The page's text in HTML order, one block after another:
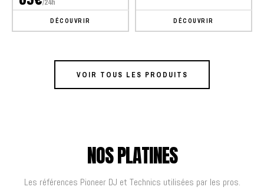
/24h
DÉCOUVRIR DÉCOUVRIR
VOIR TOUS LES PRODUITS
NOS PLATINES
Les références Pioneer DJ et Technics utilisées par les pros.